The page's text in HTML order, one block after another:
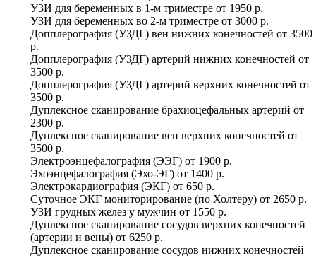
УЗИ для беременных в 1-м триместре от 1950 р.
УЗИ для беременных во 2-м триместре от 3000 р.
Допплерография (УЗДГ) вен нижних конечностей от 3500
р.
Допплерография (УЗДГ) артерий нижних конечностей от
3500 р.
Допплерография (УЗДГ) артерий верхних конечностей от
3500 р.
Дуплексное сканирование брахиоцефальных артерий от
2300 р.
Дуплексное сканирование вен верхних конечностей от
3500 р.
Электроэнцефалография (ЭЭГ) от 1900 р.
Эхоэнцефалография (Эхо-ЭГ) от 1400 р.
Электрокардиография (ЭКГ) от 650 р.
Суточное ЭКГ мониторирование (по Холтеру) от 2650 р.
УЗИ грудных желез у мужчин от 1550 р.
Дуплексное сканирование сосудов верхних конечностей
(артерии и вены) от 6250 р.
Дуплексное сканирование сосудов нижних конечностей